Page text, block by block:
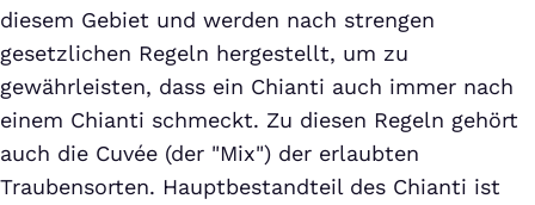
diesem Gebiet und werden nach strengen
gesetzlichen Regeln hergestellt, um zu
gewährleisten, dass ein Chianti auch immer nach
einem Chianti schmeckt. Zu diesen Regeln gehört
auch die Cuvée (der "Mix") der erlaubten
Traubensorten. Hauptbestandteil des Chianti ist